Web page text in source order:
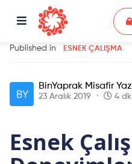
Published in ESNEK ÇALIŞMA
BinYaprak Misafir
23 Aralık 2019 4 dk
Esnek